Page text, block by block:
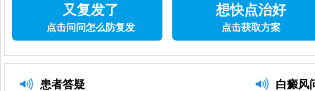
又复发了
点击问问怎么防复发
想快点治好
点击获取方案
患者答疑 白癜风